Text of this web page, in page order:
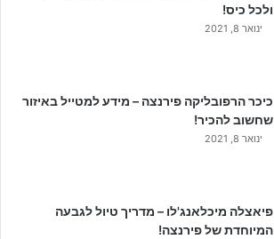
ולכל כיס!
ינואר 8, 2021
כיכר הרפובליקה פירנצה – מידע למטייל באיזור
שחשוב להכיר!
ינואר 8, 2021
פיאצלה מיכלאנג'לו – מדריך טיול לגבעה
המיוחדת של פירנצה!